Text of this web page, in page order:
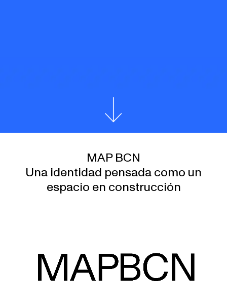
MAP BCN
Una identidad pensada como un
espacio en construcción